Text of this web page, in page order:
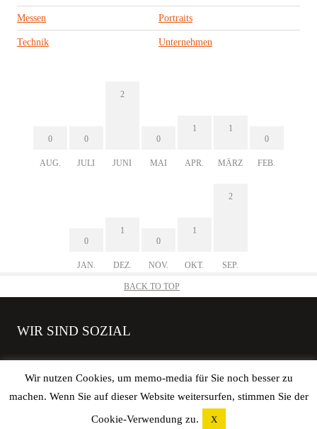
Messen Portraits
Technik Unternehmen
0
AUG.
0
JULI
2
JUNI
0
MAI
1
APR.
1
MÄRZ
0
FEB.
0
JAN.
1
DEZ.
0
NOV.
1
OKT.
2
SEP.
BACK TO TOP
WIR SIND SOZIAL
Copyright © 2026 elbgoods GmbH | All rights reserved. |
Datenschutz
Wir nutzen Cookies, um memo-media für Sie noch besser zu
machen. Wenn Sie auf dieser Website weitersurfen, stimmen Sie der
Cookie-Verwendung zu.
X